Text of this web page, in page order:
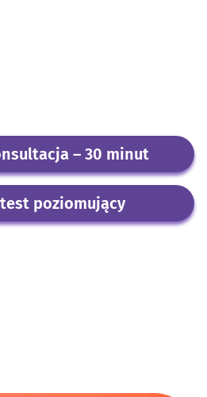
– 30 minut
poziomujący